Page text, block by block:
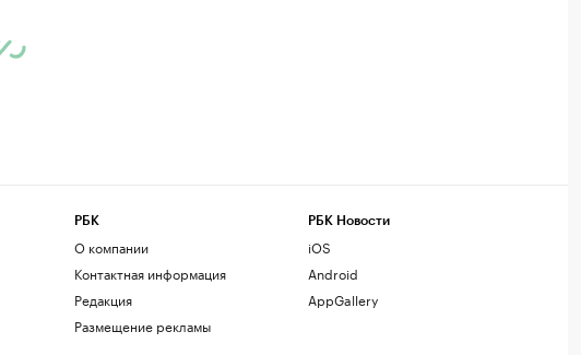
РБК
О компании
Контактная информация
Редакция
Размещение рекламы
РБК Новости
iOS
Android
AppGallery